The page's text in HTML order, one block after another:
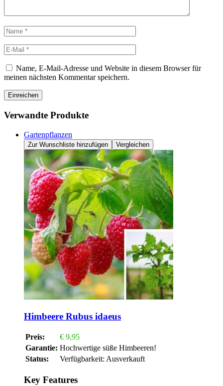
Name, E-Mail-Adresse und Website in diesem Browser für
meinen nächsten Kommentar speichern.
Einreichen
Verwandte Produkte
Gartenpflanzen
Zur Wunschliste hinzufügen Vergleichen
Himbeere Rubus idaeus
Preis: € 9,95
Garantie: Hochwertige süße Himbeeren!
Status:
Verfügbarkeit: Ausverkauft
Key Features